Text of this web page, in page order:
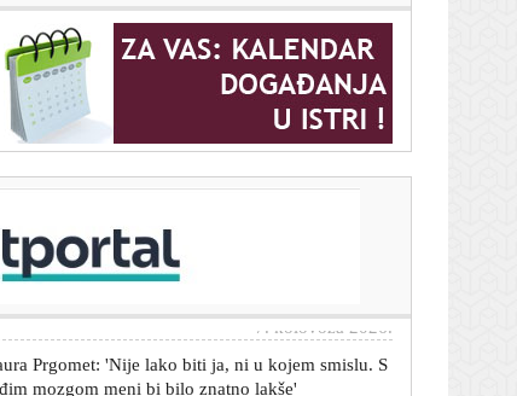
što je Žalgirisov trener poručio nakon visokog
od Hajduka
Prgomet: 'Nije lako biti ja, ni u kojem smislu. S
7. kolovoza 2026.